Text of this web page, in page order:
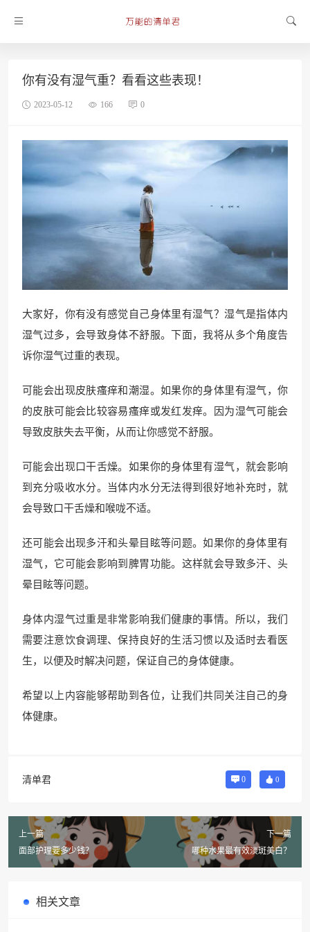
你有没有湿气重？看看这些表现！
2023-05-12 166 0
大家好，你有没有感觉自己身体里有湿气？湿气是指体内
湿气过多，会导致身体不舒服。下面，我将从多个角度告
诉你湿气过重的表现。
可能会出现皮肤瘙痒和潮湿。如果你的身体里有湿气，你
的皮肤可能会比较容易瘙痒或发红发痒。因为湿气可能会
导致皮肤失去平衡，从而让你感觉不舒服。
可能会出现口干舌燥。如果你的身体里有湿气，就会影响
到充分吸收水分。当体内水分无法得到很好地补充时，就
会导致口干舌燥和喉咙不适。
还可能会出现多汗和头晕目眩等问题。如果你的身体里有
湿气，它可能会影响到脾胃功能。这样就会导致多汗、头
晕目眩等问题。
身体内湿气过重是非常影响我们健康的事情。所以，我们
需要注意饮食调理、保持良好的生活习惯以及适时去看医
生，以便及时解决问题，保证自己的身体健康。
希望以上内容能够帮助到各位，让我们共同关注自己的身
体健康。
清单君 0 0
上一篇
面部护理要多少钱？
下一篇
哪种水果最有效淡斑美白？
相关文章